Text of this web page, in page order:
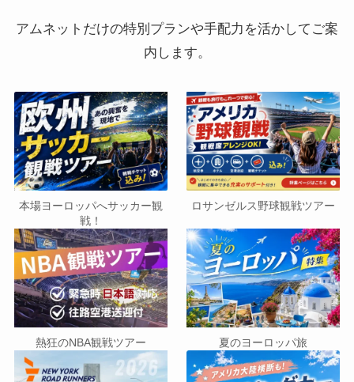
アムネットだけの特別プランや手配力を活かしてご案
内します。
本場ヨーロッパへサッカー観
戦！
ロサンゼルス野球観戦ツアー
熱狂のNBA観戦ツアー 夏のヨーロッパ旅